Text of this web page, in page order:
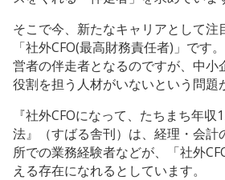
そこで今、新たなキャリアとして注
「社外CFO(最高財務責任者)」です
営者の伴走者となるのですが、中小
役割を担う人材がいないという問題
『社外CFOになって、たちまち年
法』（すばる舎刊）は、経理・会計
所での業務経験者などが、「社外
える存在になれるとしています。